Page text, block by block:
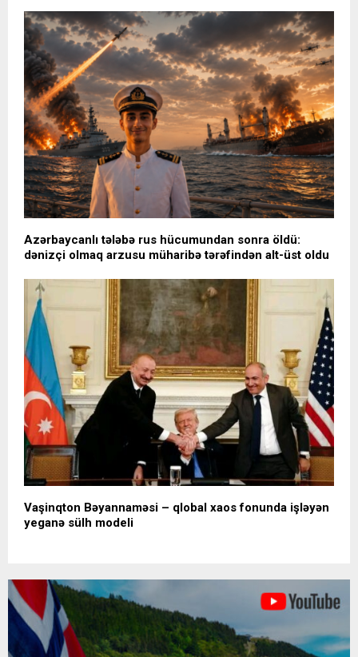
Azərbaycanlı tələbə rus hücumundan sonra öldü:
dənizçi olmaq arzusu müharibə tərəfindən alt-üst oldu
Vaşinqton Bəyannaməsi – qlobal xaos fonunda işləyən
yeganə sülh modeli